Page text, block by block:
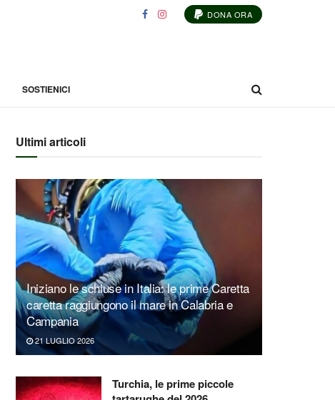
DONA ORA
SOSTIENICI
Ultimi articoli
Iniziano le schiuse in Italia: le prime Caretta
caretta raggiungono il mare in Calabria e
Campania
21 LUGLIO 2026
Turchia, le prime piccole